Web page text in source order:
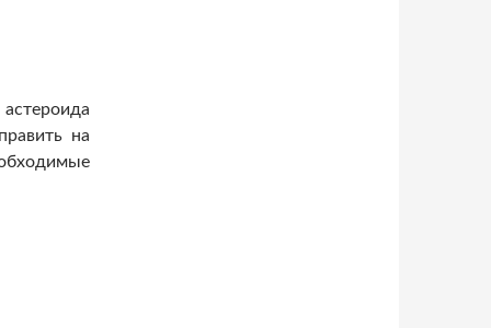
на
астероида космический корабль